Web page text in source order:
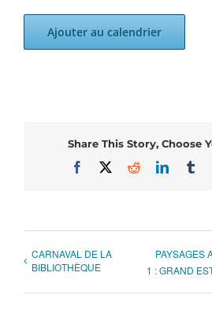
Ajouter au calendrier
Share This Story, Choose
Facebook
X RedditLinkedIn
CARNAVAL DE LA
BIBLIOTHÈQUE
PAYSAGES
1 : GRAND